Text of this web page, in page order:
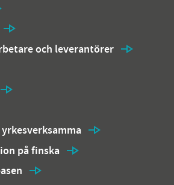
och leverantörer
på finska